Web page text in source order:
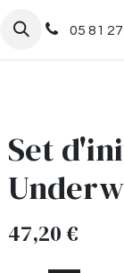
05 81
Set
47,20€